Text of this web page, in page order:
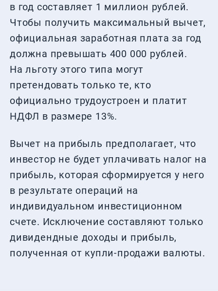
в год составляет 1 миллион рублей.
Чтобы получить максимальный вычет,
официальная заработная плата за год
должна превышать 400 000 рублей.
На льготу этого типа могут
претендовать только те, кто
официально трудоустроен и платит
НДФЛ в размере 13%.
Вычет на прибыль предполагает, что
инвестор не будет уплачивать налог на
прибыль, которая сформируется у него
в результате операций на
индивидуальном инвестиционном
счете. Исключение составляют только
дивидендные доходы и прибыль,
полученная от купли-продажи валюты.